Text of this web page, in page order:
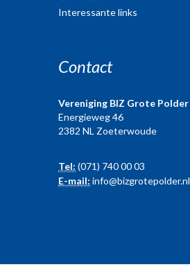
Interessante links
Contact
Vereniging BIZ Grote Polder
Energieweg 46
2382 NL Zoeterwoude
Tel: (071) 740 00 03
E-mail: info@bizgrotepolder.nl